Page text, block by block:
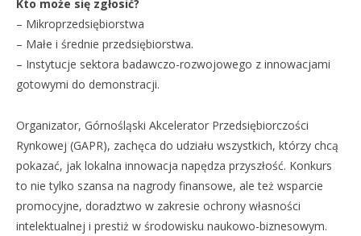
Kto może się zgłosić?
– Mikroprzedsiębiorstwa
– Małe i średnie przedsiębiorstwa.
– Instytucje sektora badawczo-rozwojowego z innowacjami
gotowymi do demonstracji.
Organizator, Górnośląski Akcelerator Przedsiębiorczości
Rynkowej (GAPR), zachęca do udziału wszystkich, którzy chcą
pokazać, jak lokalna innowacja napędza przyszłość. Konkurs
to nie tylko szansa na nagrody finansowe, ale też wsparcie
promocyjne, doradztwo w zakresie ochrony własności
intelektualnej i prestiż w środowisku naukowo-biznesowym.